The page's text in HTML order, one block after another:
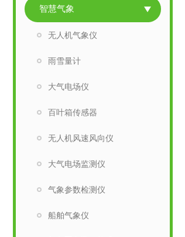
智慧气象
无人机气象仪
雨雪量计
大气电场仪
百叶箱传感器
无人机风速风向仪
大气电场监测仪
气象参数检测仪
船舶气象仪